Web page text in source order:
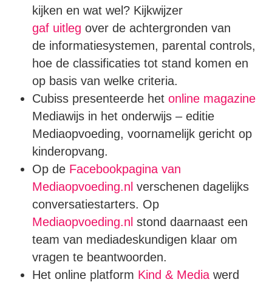
kijken en wat wel? Kijkwijzer
gaf uitleg over de achtergronden van
de informatiesystemen, parental controls,
hoe de classificaties tot stand komen en
op basis van welke criteria.
Cubiss presenteerde het online magazine
Mediawijs in het onderwijs – editie
Mediaopvoeding, voornamelijk gericht op
kinderopvang.
Op de Facebookpagina van
Mediaopvoeding.nl verschenen dagelijks
conversatiestarters. Op
Mediaopvoeding.nl stond daarnaast een
team van mediadeskundigen klaar om
vragen te beantwoorden.
Het online platform Kind & Mediawerd